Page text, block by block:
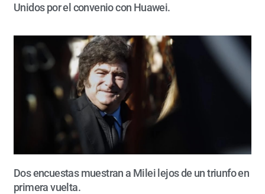
Unidos por el convenio con Huawei.
Dos encuestas muestran a Milei lejos de un triunfo en
primera vuelta.